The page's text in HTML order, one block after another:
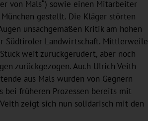
von Mals“) sowie einen Mitarbeiter
gestellt. Die Kläger störten
unsachgemäßen Kritik am hohen
Südtiroler Landwirtschaft. Mittlerweile
weit zurückgerudert, aber noch
zurückgezogen. Auch Ulrich Veith
aus Mals wurden von Gegnern
bei früheren Prozessen bereits mit
zeigt sich nun solidarisch mit den